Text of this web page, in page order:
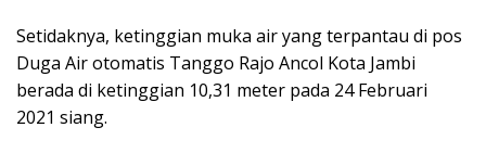
Setidaknya, ketinggian muka air yang terpantau di pos
Duga Air otomatis Tanggo Rajo Ancol Kota Jambi
berada di ketinggian 10,31 meter pada 24 Februari
2021 siang.